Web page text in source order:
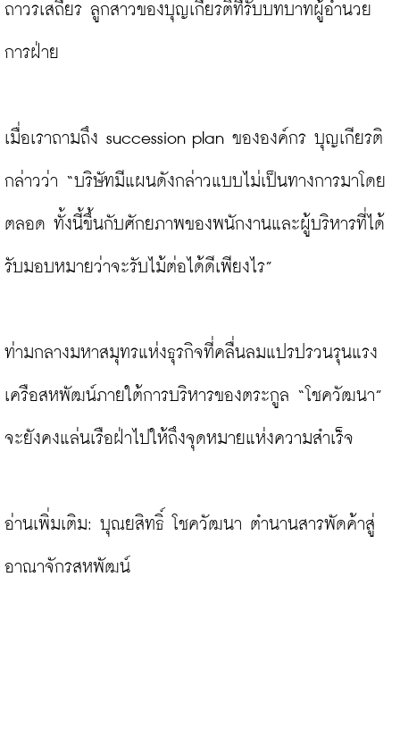
ถาวรเสถียร ลูกสาวของบุญเกียรติที่รับบทบาทผู้อำนวย
การฝ่าย
เมื่อเราถามถึง succession plan ขององค์กร บุญเกียรติ
กล่าวว่า “บริษัทมีแผนดังกล่าวแบบไม่เป็นทางการมาโดย
ตลอด ทั้งนี้ขึ้นกับศักยภาพของพนักงานและผู้บริหารที่ได้
รับมอบหมายว่าจะรับไม้ต่อได้ดีเพียงไร”
ท่ามกลางมหาสมุทรแห่งธุรกิจที่คลื่นลมแปรปรวนรุนแรง
เครือสหพัฒน์ภายใต้การบริหารของตระกูล “โชควัฒนา”
จะยังคงแล่นเรือฝ่าไปให้ถึงจุดหมายแห่งความสำเร็จ
อ่านเพิ่มเติม: บุณยสิทธิ์ โชควัฒนา ตำนานสารพัดค้าสู่
อาณาจักรสหพัฒน์